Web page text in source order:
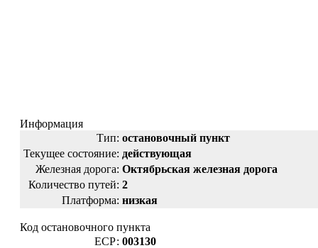
Информация
Тип: остановочный пункт
Текущее состояние: действующая
Железная дорога: Октябрьская железная дорога
Количество путей: 2
Платформа: низкая
Код остановочного пункта
ЕСР: 003130